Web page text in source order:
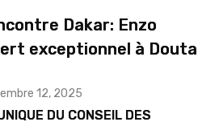
Dakar: Enzo
exceptionnel à Douta
12, 2025
DU CONSEIL DES